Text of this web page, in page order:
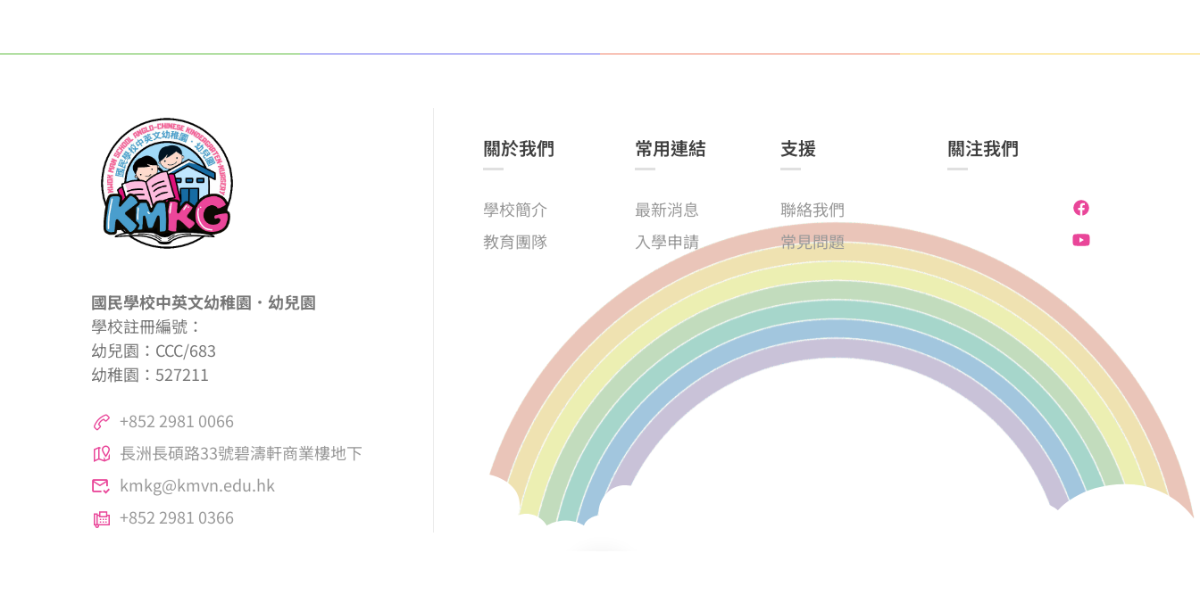
國民學校中英文幼稚園．幼兒園
學校註冊編號：
幼兒園：CCC/683
幼稚園：527211
+852 2981 0066
長洲長碩路33號碧濤軒商業樓地下
kmkg@kmvn.edu.hk
+852 2981 0366
關於我們
學校簡介
教育團隊
常用連結
最新消息
入學申請
支援
聯絡我們
常見問題
關注我們